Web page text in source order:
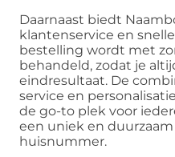
Daarnaast biedt
klantenservice en
bestelling wordt met
behandeld, zodat je
eindresultaat. De
service en
de go-to plek voor
een uniek en
huisnummer.